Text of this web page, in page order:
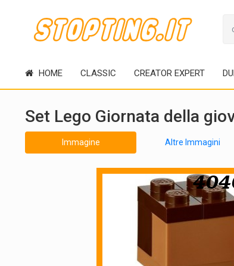
HOME CLASSIC CREATOR EXPERT
Set Lego Giornata della
Immagine Altre Immagini